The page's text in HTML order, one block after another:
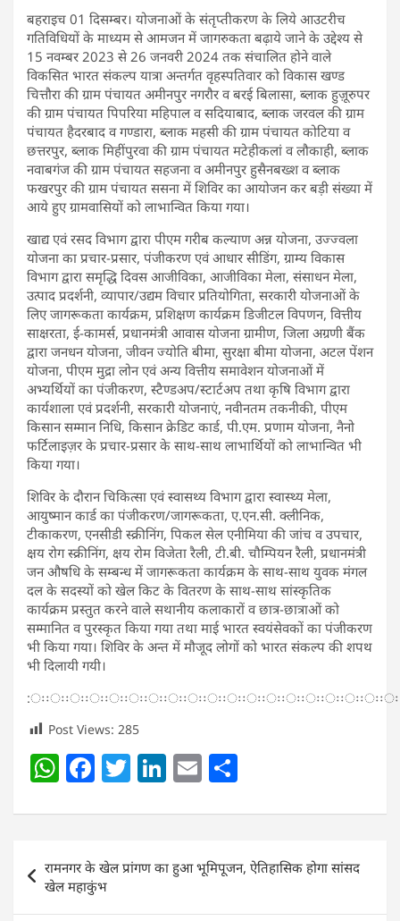
बहराइच 01 दिसम्बर। योजनाओं के संतृप्तीकरण के लिये आउटरीच
गतिविधियों के माध्यम से आमजन में जागरुकता बढ़ाये जाने के उद्देश्य से
15 नवम्बर 2023 से 26 जनवरी 2024 तक संचालित होने वाले
विकसित भारत संकल्प यात्रा अन्तर्गत वृहस्पतिवार को विकास खण्ड
चित्तौरा की ग्राम पंचायत अमीनपुर नगरौर व बरई बिलासा, ब्लाक हुज़ूरुपर
की ग्राम पंचायत पिपरिया महिपाल व सदियाबाद, ब्लाक जरवल की ग्राम
पंचायत हैदरबाद व गण्डारा, ब्लाक महसी की ग्राम पंचायत कोटिया व
छत्तरपुर, ब्लाक मिहींपुरवा की ग्राम पंचायत मटेहीकलां व लौकाही, ब्लाक
नवाबगंज की ग्राम पंचायत सहजना व अमीनपुर हुसैनबख्श व ब्लाक
फखरपुर की ग्राम पंचायत ससना में शिविर का आयोजन कर बड़ी संख्या में
आये हुए ग्रामवासियों को लाभान्वित किया गया।
खाद्य एवं रसद विभाग द्वारा पीएम गरीब कल्याण अन्न योजना, उज्ज्वला
योजना का प्रचार-प्रसार, पंजीकरण एवं आधार सीडिंग, ग्राम्य विकास
विभाग द्वारा समृद्धि दिवस आजीविका, आजीविका मेला, संसाधन मेला,
उत्पाद प्रदर्शनी, व्यापार/उद्यम विचार प्रतियोगिता, सरकारी योजनाओं के
लिए जागरूकता कार्यक्रम, प्रशिक्षण कार्यक्रम डिजीटल विपणन, वित्तीय
साक्षरता, ई-कामर्स, प्रधानमंत्री आवास योजना ग्रामीण, जिला अग्रणी बैंक
द्वारा जनधन योजना, जीवन ज्योति बीमा, सुरक्षा बीमा योजना, अटल पेंशन
योजना, पीएम मुद्रा लोन एवं अन्य वित्तीय समावेशन योजनाओं में
अभ्यर्थियों का पंजीकरण, स्टैण्डअप/स्टार्टअप तथा कृषि विभाग द्वारा
कार्यशाला एवं प्रदर्शनी, सरकारी योजनाएं, नवीनतम तकनीकी, पीएम
किसान सम्मान निधि, किसान क्रेडिट कार्ड, पी.एम. प्रणाम योजना, नैनो
फर्टिलाइज़र के प्रचार-प्रसार के साथ-साथ लाभार्थियों को लाभान्वित भी
किया गया।
शिविर के दौरान चिकित्सा एवं स्वासथ्य विभाग द्वारा स्वास्थ्य मेला,
आयुष्मान कार्ड का पंजीकरण/जागरूकता, ए.एन.सी. क्लीनिक,
टीकाकरण, एनसीडी स्क्रीनिंग, पिकल सेल एनीमिया की जांच व उपचार,
क्षय रोग स्क्रीनिंग, क्षय रोम विजेता रैली, टी.बी. चौम्पियन रैली, प्रधानमंत्री
जन औषधि के सम्बन्ध में जागरूकता कार्यक्रम के साथ-साथ युवक मंगल
दल के सदस्यों को खेल किट के वितरण के साथ-साथ सांस्कृतिक
कार्यक्रम प्रस्तुत करने वाले सथानीय कलाकारों व छात्र-छात्राओं को
सम्मानित व पुरस्कृत किया गया तथा माई भारत स्वयंसेवकों का पंजीकरण
भी किया गया। शिविर के अन्त में मौजूद लोगों को भारत संकल्प की शपथ
भी दिलायी गयी।
Post Views: 285
W
at
s
A
p
F
c
e
b
o
T
itt
er
Li
k
e
dI
n
E
ai
l
ar
e
navigation
रामनगर के खेल प्रांगण का हुआ भूमिपूजन, ऐतिहासिक होगा सांसद
खेल महाकुंभ